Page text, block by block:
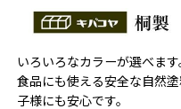
いろいろなカラーが選べます
食品にも使える安全な自然
子様にも安心です。